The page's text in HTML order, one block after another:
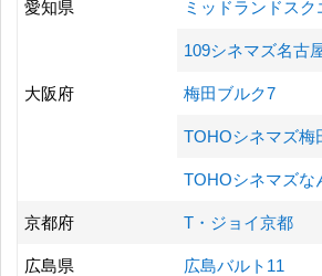
愛知県 ミッドランドスク
109シネマズ名古
大阪府 梅田ブルク7
TOHOシネマズ梅
TOHOシネマズな
京都府 T・ジョイ京都
広島県 広島バルト11